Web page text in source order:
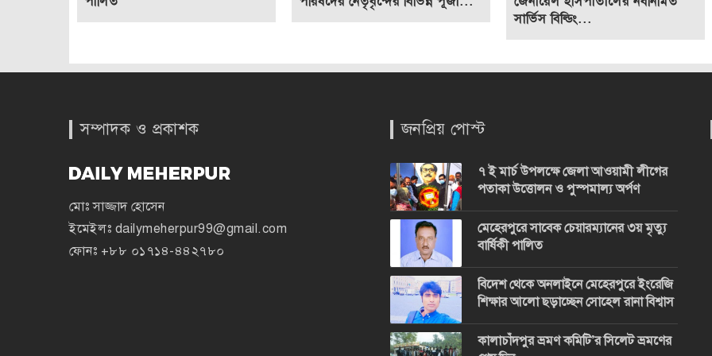
সার্ভিস বিল্ডিং...
সম্পাদক ও প্রকাশক
মোঃ সাজ্জাদ হোসেন
ইমেইলঃ dailymeherpur99@gmail.com
ফোনঃ +৮৮ ০১৭১৪-৪৪২৭৮০
জনপ্রিয় পোস্ট
৭ ই মার্চ উপলক্ষে জেলা আওয়ামী লীগের
পতাকা উত্তোলন ও পুস্পমাল্য অর্পণ
মেহেরপুরে সাবেক চেয়ারম্যানের ৩য় মৃত্যু
বার্ষিকী পালিত
বিদেশ থেকে অনলাইনে মেহেরপুরে ইংরেজি
শিক্ষার আলো ছড়াচ্ছেন সোহেল রানা বিশ্বাস
কালাচাঁদপুর ভ্রমণ কমিটি’র সিলেট ভ্রমণের